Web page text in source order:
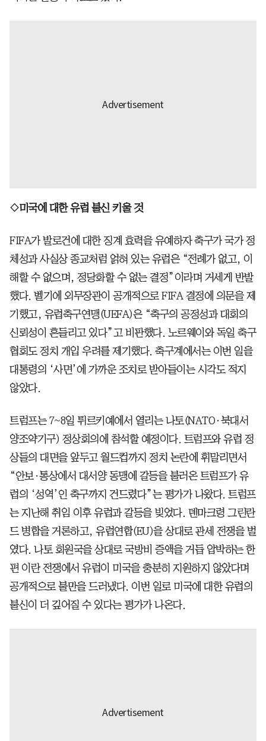
◇미국에 대한 유럽 불신 키울 것
FIFA가 발로건에 대한 징계 효력을 유예하자 축구가 국가 정
체성과 사실상 종교처럼 얽혀 있는 유럽은 “전례가 없고, 이
해할 수 없으며, 정당화할 수 없는 결정”이라며 거세게 반발
했다. 벨기에 외무장관이 공개적으로 FIFA 결정에 의문을 제
기했고, 유럽축구연맹(UEFA)은 “축구의 공정성과 대회의
신뢰성이 흔들리고 있다”고 비판했다. 노르웨이와 독일 축구
협회도 정치 개입 우려를 제기했다. 축구계에서는 이번 일을
대통령의 ‘사면’에 가까운 조치로 받아들이는 시각도 적지
않았다.
트럼프는 7~8일 튀르키예에서 열리는 나토(NATO·북대서
양조약기구) 정상회의에 참석할 예정이다. 트럼프와 유럽 정
상들의 대면을 앞두고 월드컵까지 정치 논란에 휘말리면서
“안보·통상에서 대서양 동맹에 갈등을 불러온 트럼프가 유
럽의 ‘성역’인 축구까지 건드렸다”는 평가가 나왔다. 트럼프
는 지난해 취임 이후 유럽과 갈등을 빚었다. 덴마크령 그린란
드 병합을 거론하고, 유럽연합(EU)을 상대로 관세 전쟁을 벌
였다. 나토 회원국을 상대로 국방비 증액을 거듭 압박하는 한
편 이란 전쟁에서 유럽이 미국을 충분히 지원하지 않았다며
공개적으로 불만을 드러냈다. 이번 일로 미국에 대한 유럽의
불신이 더 깊어질 수 있다는 평가가 나온다.